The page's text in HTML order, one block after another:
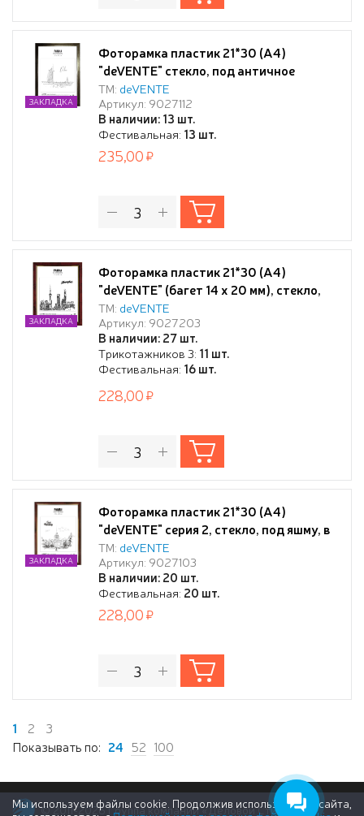
Фоторамка пластик 21*30 (А4)
"deVENTE" стекло, под античное
золото
ТМ: deVENTE
Артикул: 9027112
В наличии: 13 шт.
Фестивальная: 13 шт.
ЗАКЛАДКА
235,00
Фоторамка пластик 21*30 (А4)
"deVENTE" (багет 14 x 20 мм), стекло,
под яшму с золотом, в термоусадочной
пленке
ТМ: deVENTE
Артикул: 9027203
В наличии: 27 шт.
Трикотажников 3: 11 шт.
Фестивальная: 16 шт.
ЗАКЛАДКА
228,00
Фоторамка пластик 21*30 (А4)
"deVENTE" серия 2, стекло, под яшму, в
термоусадочной пленке
ТМ: deVENTE
Артикул: 9027103
В наличии: 20 шт.
Фестивальная: 20 шт.
ЗАКЛАДКА
228,00
1 2
3
Показывать по: 24 52 100
© 2011-2026 Группа компаний «Деловой Стиль»
Мы используем файлы cookie. Продолжив использование сайта,